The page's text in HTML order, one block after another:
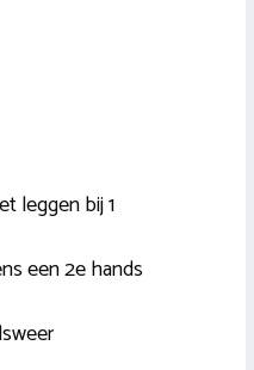
leggen bij 1
een 2e hands